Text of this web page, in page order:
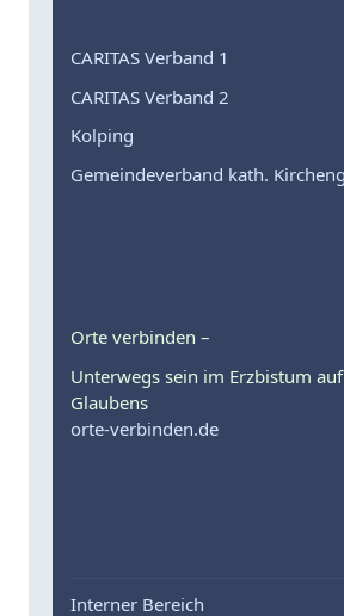
CARITAS Verband 1
CARITAS Verband 2
Kolping
Gemeindeverband kath.
Orte verbinden –
Unterwegs sein im Erzbistum
Glaubens
orte-verbinden.de
Interner Bereich